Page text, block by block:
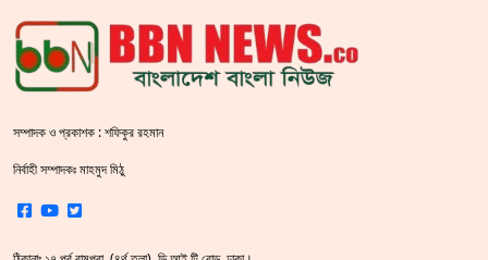
জাল ভিসায় ইউরোপে মানুষ পাঠানোর অভিযোগে,শাহজালাল থেকে গ্রেপ্তার পাঁচজন
‘শ্লীলতাহানির সত্যতা’ মিলেছে শিক্ষক মুরাদের বিরুদ্ধে
স্বরাষ্ট্রমন্ত্রীর হুঁশিয়ারি বিএনপিকে ক‌ঠোর হ‌স্তে দমন করা হবে :
সম্পাদক ও প্রকাশক : শফিকুর রহমান
নির্বাহী সম্পাদকঃ মাহমুদ মিঠু